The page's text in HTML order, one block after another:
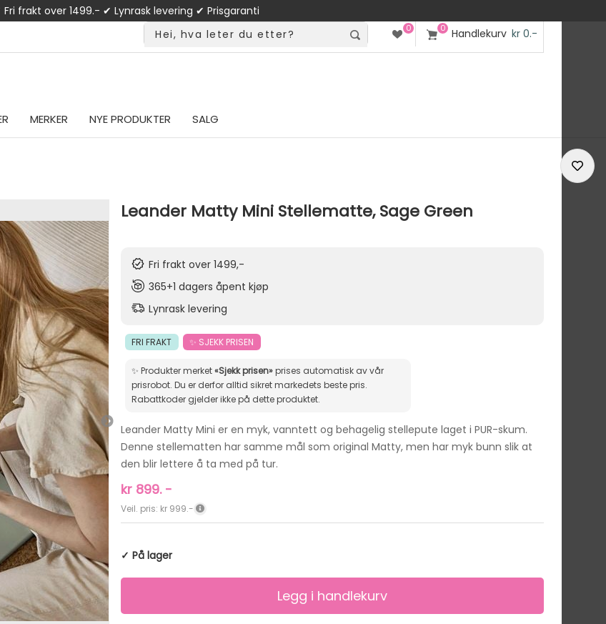
Fri frakt over 1499.- ✔ Lynrask levering ✔ Prisgaranti
0 0 Handlekurv kr 0.-
MERKER NYE PRODUKTER SALG
Leander Matty Mini Stellematte, Sage Green
Fri frakt over 1499,-
365+1 dagers åpent kjøp
Lynrask levering
FRI FRAKT ✨ SJEKK PRISEN
✨ Produkter merket«Sjekk prisen»prises automatisk av vår
prisrobot. Du er derfor alltid sikret markedets beste pris.
Rabattkoder gjelder ikke på dette produktet.
Leander Matty Mini er en myk, vanntett og behagelig stellepute laget i PUR-skum.
Denne stellematten har samme mål som original Matty, men har myk bunn slik at
den blir lettere å ta med på tur.
kr 899.-
Veil. pris: kr 999.-
✓ På lager